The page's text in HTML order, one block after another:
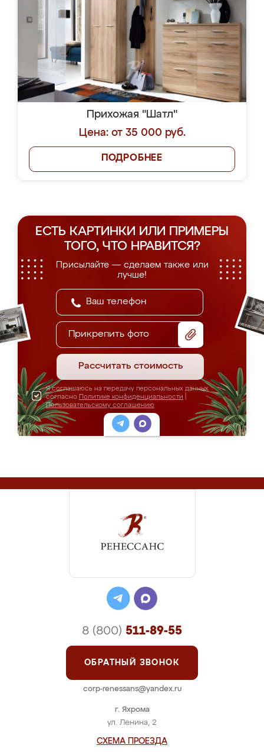
Прихожая "Шатл"
Цена: от 35 000 руб.
ПОДРОБНЕЕ
ЕСТЬ КАРТИНКИ ИЛИ ПРИМЕРЫ
ТОГО, ЧТО НРАВИТСЯ?
Присылайте — сделаем также или
лучше!
Прикрепить фото
Рассчитать стоимость
Я соглашаюсь на передачу персональных данных
согласно Политике конфиденциальности
Пользовательскому соглашению
г. Яхрома
ул. Ленина, 2
СХЕМА ПРОЕЗДА
8 (800) 511-89-55
ОБРАТНЫЙ ЗВОНОК
corp-renessans@yandex.ru